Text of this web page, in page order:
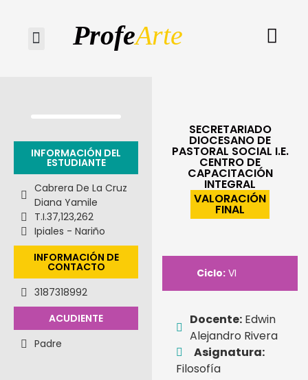
ProfeArte
INFORMACIÓN DEL
ESTUDIANTE
Cabrera De La Cruz
Diana Yamile
T.I.37,123,262
Ipiales - Nariño
INFORMACIÓN DE
CONTACTO
3187318992
ACUDIENTE
Padre
SECRETARIADO
DIOCESANO DE
PASTORAL SOCIAL I.E.
CENTRO DE
CAPACITACIÓN
INTEGRAL
VALORACIÓN
FINAL
Ciclo: VI
Docente: Edwin
Alejandro Rivera
Asignatura:
Filosofía